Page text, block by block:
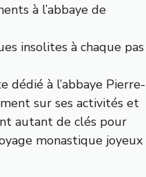
à l’abbaye de
insolites à chaque pas
dédié à l’abbaye Pierre-
sur ses activités et
autant de clés pour
monastique joyeux